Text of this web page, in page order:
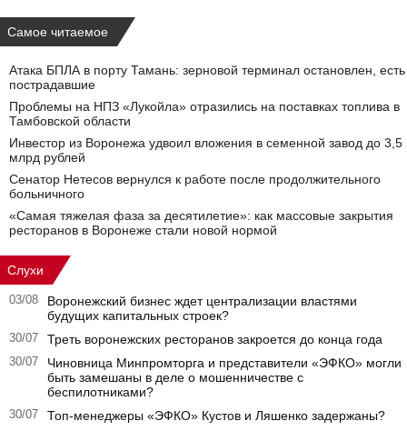
Самое читаемое
Атака БПЛА в порту Тамань: зерновой терминал остановлен, есть
пострадавшие
Проблемы на НПЗ «Лукойла» отразились на поставках топлива в
Тамбовской области
Инвестор из Воронежа удвоил вложения в семенной завод до 3,5
млрд рублей
Сенатор Нетесов вернулся к работе после продолжительного
больничного
«Самая тяжелая фаза за десятилетие»: как массовые закрытия
ресторанов в Воронеже стали новой нормой
Слухи
03/08
Воронежский бизнес ждет централизации властями
будущих капитальных строек?
30/07 Треть воронежских ресторанов закроется до конца года
30/07
Чиновница Минпромторга и представители «ЭФКО» могли
быть замешаны в деле о мошенничестве с
беспилотниками?
30/07 Топ-менеджеры «ЭФКО» Кустов и Ляшенко задержаны?